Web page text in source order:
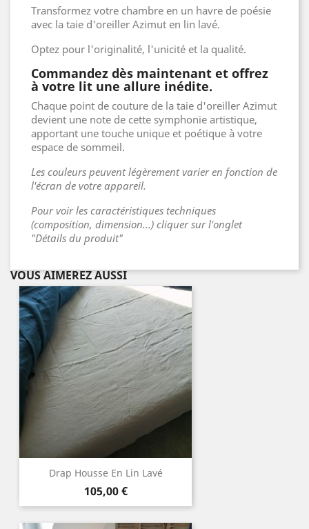
Transformez votre chambre en un havre de poésie
avec la taie d'oreiller Azimut en lin lavé.
Optez pour l'originalité, l'unicité et la qualité.
Commandez dès maintenant et offrez
à votre lit une allure inédite.
Chaque point de couture de la taie d'oreiller Azimut
devient une note de cette symphonie artistique,
apportant une touche unique et poétique à votre
espace de sommeil.
Les couleurs peuvent légèrement varier en fonction de
l'écran de votre appareil.
Pour voir les caractéristiques techniques
(composition, dimension...) cliquer sur l'onglet
"Détails du produit"
VOUS AIMEREZ AUSSI
Drap Housse En Lin Lavé
Prix
105,00 €